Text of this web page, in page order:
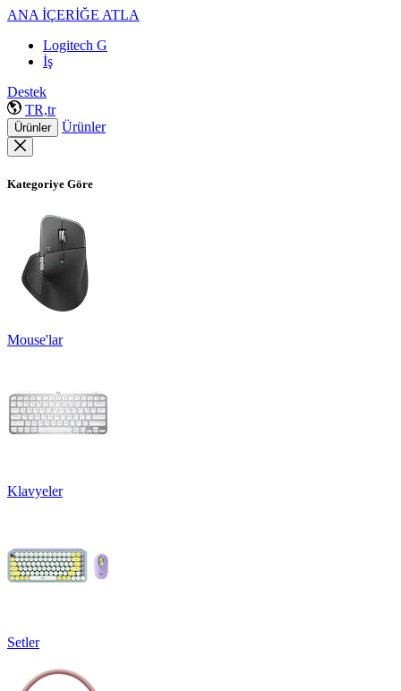
ANA İÇERİĞE ATLA
Logitech G
İş
Destek
TR,tr
Ürünler Ürünler
Kategoriye Göre
Mouse'lar
Klavyeler
Setler